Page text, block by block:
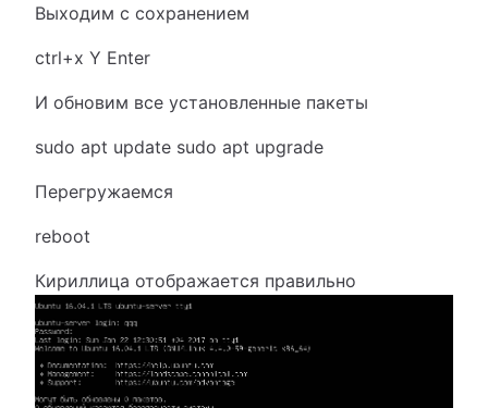
Выходим с сохранением
ctrl+x Y Enter
И обновим все установленные пакеты
sudo apt update sudo apt upgrade
Перегружаемся
reboot
Кириллица отображается правильно